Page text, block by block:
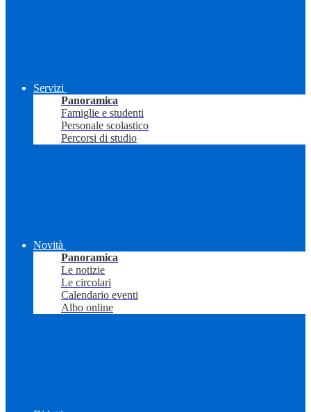
Servizi
Panoramica
Famiglie e studenti
Personale scolastico
Percorsi di studio
Novità
Panoramica
Le notizie
Le circolari
Calendario eventi
Albo online